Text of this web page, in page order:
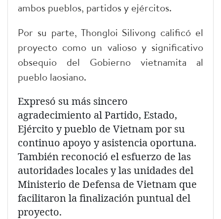
ambos pueblos, partidos y ejércitos.
Por su parte, Thongloi Silivong calificó el
proyecto como un valioso y significativo
obsequio del Gobierno vietnamita al
pueblo laosiano.
Expresó su más sincero
agradecimiento al Partido, Estado,
Ejército y pueblo de Vietnam por su
continuo apoyo y asistencia oportuna.
También reconoció el esfuerzo de las
autoridades locales y las unidades del
Ministerio de Defensa de Vietnam que
facilitaron la finalización puntual del
proyecto.